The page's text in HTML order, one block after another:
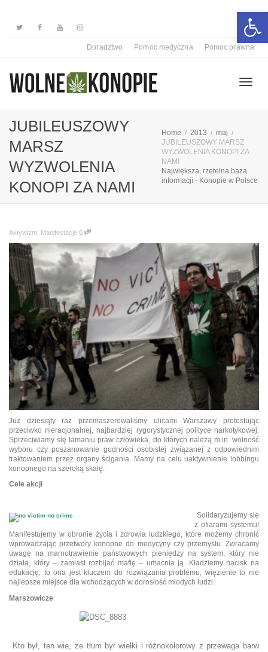
Doradztwo Pomoc medyczna Pomoc prawna
JUBILEUSZOWY
MARSZ
WYZWOLENIA
KONOPI ZA NAMI
Home 2013
maj
JUBILEUSZOWY MARSZ
WYZWOLENIA KONOPI ZA
NAMI
Największa, rzetelna baza
informacji - Konopie w Polsce
Aktywizm Manifestacje 0
Już dziesiąty raz przemaszerowaliśmy ulicami Warszawy protestując
przeciwko nieracjonalnej, najbardziej rygorystycznej polityce narkotykowej.
Sprzeciwiamy się łamaniu praw człowieka, do których należą m.in. wolność
wyboru czy poszanowanie godności osobistej związanej z odpowiednim
traktowaniem przez organy ścigania. Mamy na celu uaktywnienie lobbingu
konopnego na szeroką skalę.
Cele akcji
Solidaryzujemy się
z ofiarami systemu!
Manifestujemy w obronie życia i zdrowia ludzkiego, które możemy chronić
wprowadzając przetwory konopne do medycyny czy przemysłu. Zwracamy
uwagę na marnotrawienie państwowych pieniędzy na system, który nie
działa, który – zamiast rozbijać mafię – umacnia ją. Kładziemy nacisk na
edukację, to ona jest kluczem do rozwiązania problemu, więzienie to nie
najlepsze miejsce dla wchodzących w dorosłość młodych ludzi.
Marszowicze
Kto był, ten wie, że tłum był wielki i różnokolorowy z przewaga barw